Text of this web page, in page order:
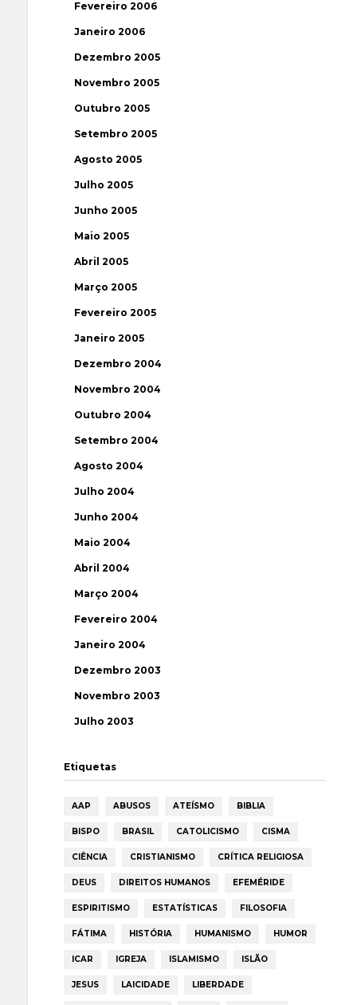
Fevereiro 2006
Janeiro 2006
Dezembro 2005
Novembro 2005
Outubro 2005
Setembro 2005
Agosto 2005
Julho 2005
Junho 2005
Maio 2005
Abril 2005
Março 2005
Fevereiro 2005
Janeiro 2005
Dezembro 2004
Novembro 2004
Outubro 2004
Setembro 2004
Agosto 2004
Julho 2004
Junho 2004
Maio 2004
Abril 2004
Março 2004
Fevereiro 2004
Janeiro 2004
Dezembro 2003
Novembro 2003
Julho 2003
Etiquetas
AAP ABUSOS ATEÍSMO BIBLIA
BISPO BRASIL CATOLICISMO CISMA
CIÊNCIA CRISTIANISMO CRÍTICA RELIGIOSA
DEUS DIREITOS HUMANOS EFEMÉRIDE
ESPIRITISMO ESTATÍSTICAS FILOSOFIA
FÁTIMA HISTÓRIA HUMANISMO HUMOR
ICAR IGREJA ISLAMISMO ISLÃO
JESUS LAICIDADE LIBERDADE